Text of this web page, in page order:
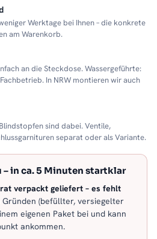
Werktage bei Ihnen – die konkrete
am Warenkorb.
an die Steckdose. Wassergeführte:
In NRW montieren wir auch
sind dabei. Ventile,
separat oder als Variante.
– in ca. 5 Minuten startklar
verpackt geliefert – es fehlt
Gründen (befüllter, versiegelter
eigenen Paket bei und kann
ankommen.